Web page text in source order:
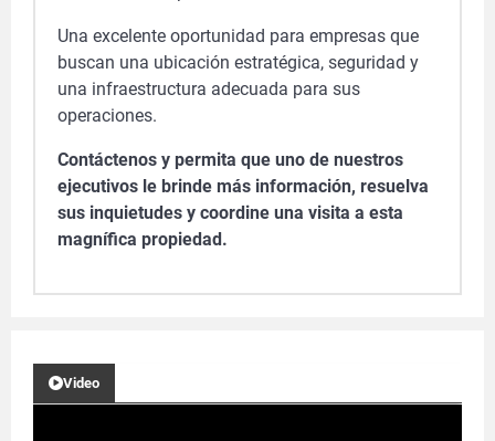
Una excelente oportunidad para empresas que
buscan una ubicación estratégica, seguridad y
una infraestructura adecuada para sus
operaciones.
Contáctenos y permita que uno de nuestros
ejecutivos le brinde más información, resuelva
sus inquietudes y coordine una visita a esta
magnífica propiedad.
Video